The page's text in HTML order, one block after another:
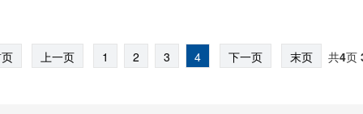
上一页 1 2 3 4 下一页 末页 共4页